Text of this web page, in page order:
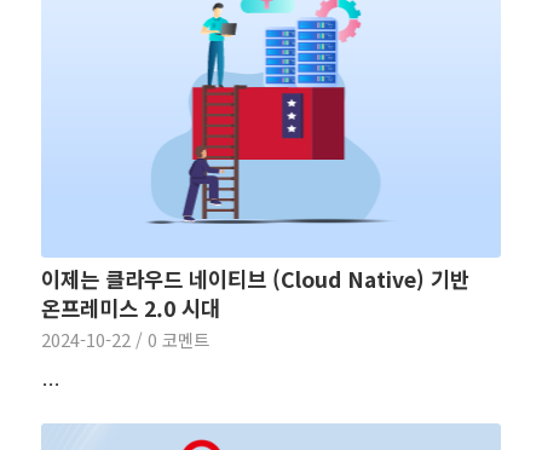
이제는 클라우드 네이티브 (Cloud Native) 기반
온프레미스 2.0 시대
2024-10-22 / 0 코멘트
…